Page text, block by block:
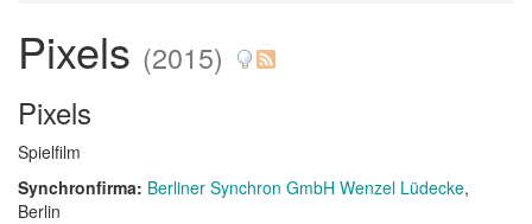
Pixels (2015)
Pixels
Spielfilm
Synchronfirma: Berliner Synchron GmbH Wenzel Lüdecke,
Berlin